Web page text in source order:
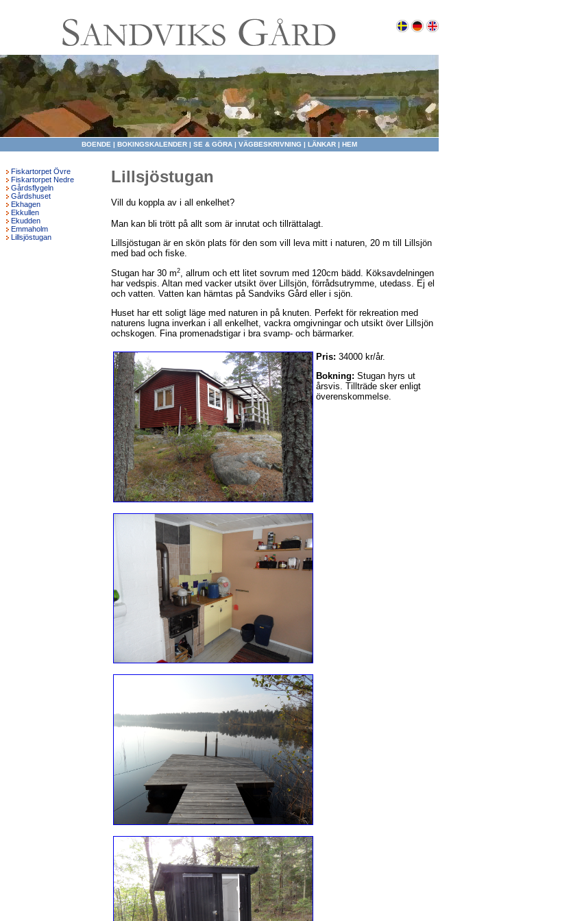
BOENDE | BOKINGSKALENDER | SE & GÖRA | VÄGBESKRIVNING | LÄNKAR | HEM
Fiskartorpet Övre
Fiskartorpet Nedre
Gårdsflygeln
Gårdshuset
Ekhagen
Ekkullen
Ekudden
Emmaholm
Lillsjöstugan
Lillsjöstugan
Vill du koppla av i all enkelhet?
Man kan bli trött på allt som är inrutat och tillrättalagt.
Lillsjöstugan är en skön plats för den som vill leva mitt i naturen, 20 m till Lillsjön
med bad och fiske.
Stugan har 30 m2, allrum och ett litet sovrum med 120cm bädd. Köksavdelningen
har vedspis. Altan med vacker utsikt över Lillsjön, förrådsutrymme, utedass. Ej el
och vatten. Vatten kan hämtas på Sandviks Gård eller i sjön.
Huset har ett soligt läge med naturen in på knuten. Perfekt för rekreation med
naturens lugna inverkan i all enkelhet, vackra omgivningar och utsikt över Lillsjön
ochskogen. Fina promenadstigar i bra svamp- och bärmarker.
Pris: 34000 kr/år.
Bokning: Stugan hyrs ut
årsvis. Tillträde sker enligt
överenskommelse.